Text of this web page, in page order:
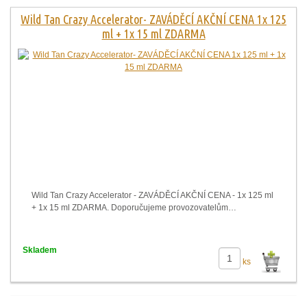
Wild Tan Crazy Accelerator- ZAVÁDĚCÍ AKČNÍ CENA 1x 125
ml + 1x 15 ml ZDARMA
Wild Tan Crazy Accelerator - ZAVÁDĚCÍ AKČNÍ CENA - 1x 125 ml
+ 1x 15 ml ZDARMA. Doporučujeme provozovatelům…
ks
Skladem